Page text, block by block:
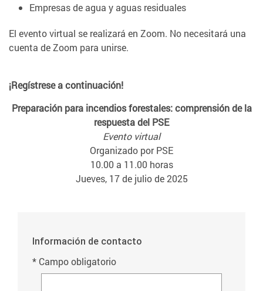
Empresas de agua y aguas residuales
El evento virtual se realizará en Zoom. No necesitará una
cuenta de Zoom para unirse.
¡Regístrese a continuación!
Preparación para incendios forestales: comprensión de la
respuesta del PSE
Evento virtual
Organizado por PSE
10.00 a 11.00 horas
Jueves, 17 de julio de 2025
Información de contacto
* Campo obligatorio